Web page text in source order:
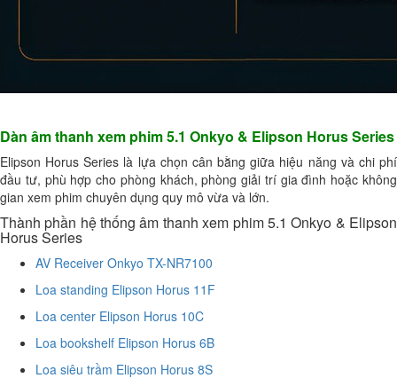
Dàn âm thanh xem phim 5.1 Onkyo & Elipson Horus Series
Elipson Horus Series là lựa chọn cân bằng giữa hiệu năng và chi phí
đầu tư, phù hợp cho phòng khách, phòng giải trí gia đình hoặc không
gian xem phim chuyên dụng quy mô vừa và lớn.
Thành phần hệ thống âm thanh xem phim 5.1 Onkyo & Elipson
Horus Series
AV Receiver Onkyo TX-NR7100
Loa standing Elipson Horus 11F
Loa center Elipson Horus 10C
Loa bookshelf Elipson Horus 6B
Loa siêu trầm Elipson Horus 8S